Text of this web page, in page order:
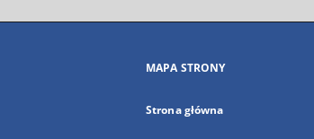
MAPA STRONY
Strona główna